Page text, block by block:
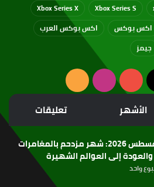
Xbox Series S
Xbox Series X
اكس بوكس
اكس بوكس العرب
جيمز
‫X
‫YouTubeانستقرامملخص
الموقع
RSS
الأشهر تعليقات
ألعاب أغسطس 2026: شهر مزدحم بالمغامرات
إلى العوالم الشهيرة
واحد